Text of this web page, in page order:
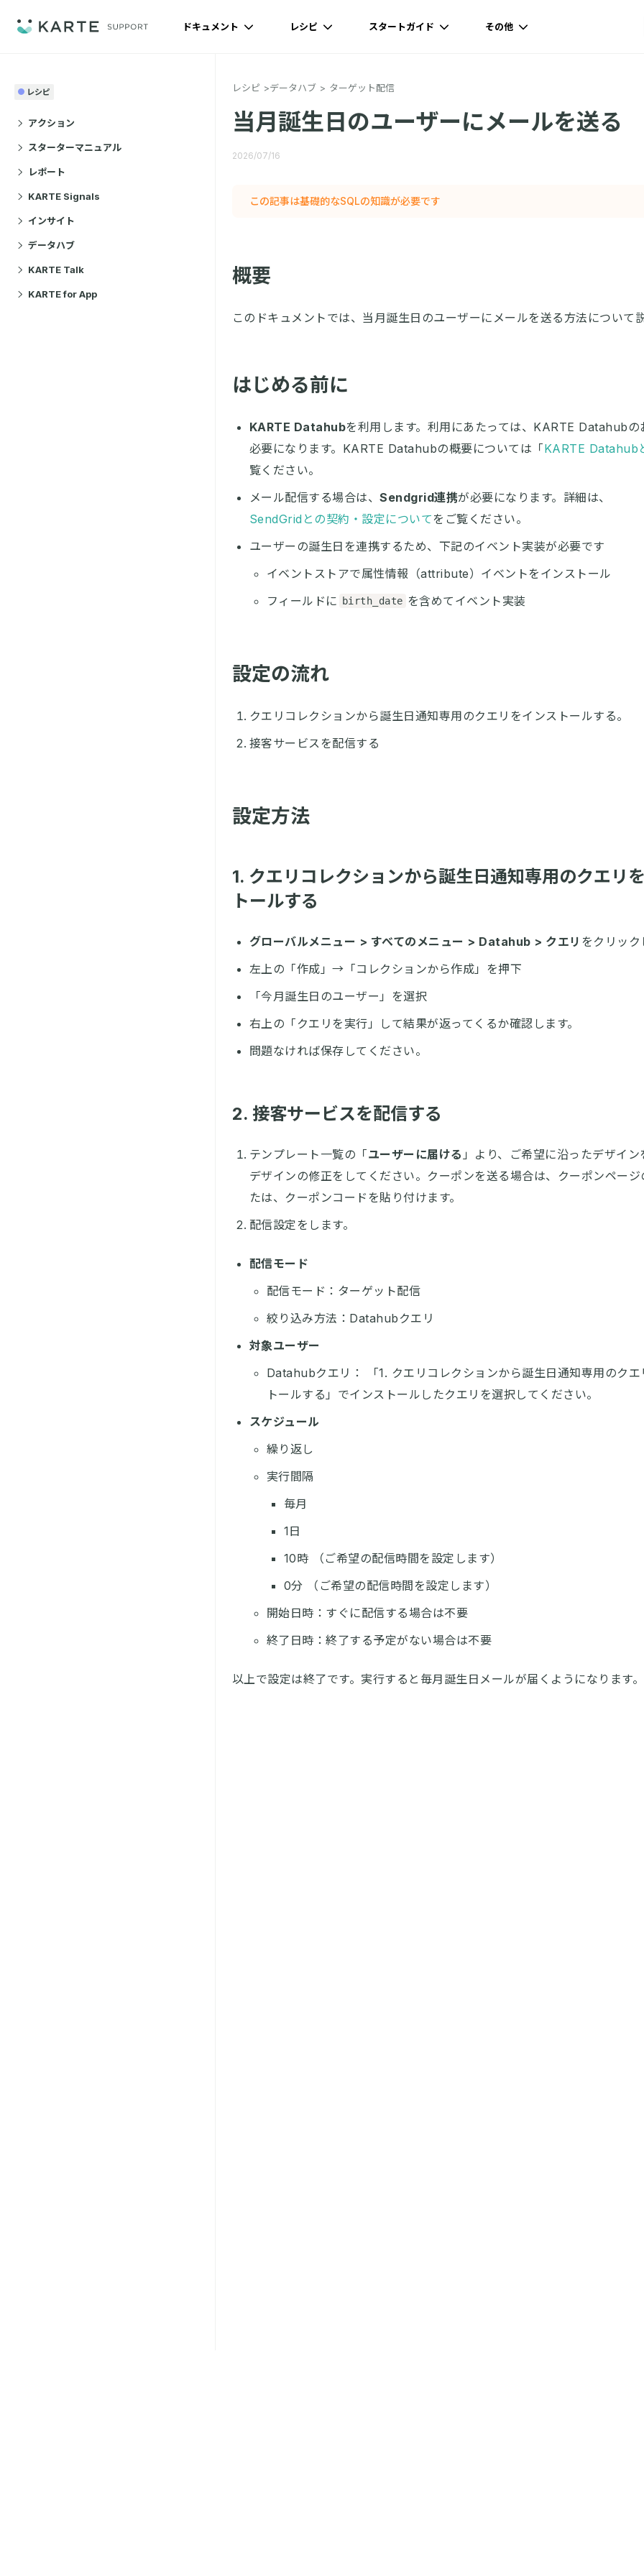
ドキュメント レシピ スタートガイド その他
レシピ
アクション
スターターマニュアル
レポート
KARTE Signals
インサイト
データハブ
KARTE Talk
KARTE for App
レシピ データハブ ターゲット配信
当月誕生日のユーザーにメールを送る
2026/07/16
この記事は基礎的なSQLの知識が必要です
概要
このドキュメントでは、当月誕生日のユーザーにメールを送る方法について説
はじめる前に
KARTE Datahubを利用します。利用にあたっては、KARTE Datahubの
必要になります。KARTE Datahubの概要については「KARTE Datahub
覧ください。
メール配信する場合は、 Sendgrid連携が必要になります。詳細は、
SendGridとの契約・設定について をご覧ください。
ユーザーの誕生日を連携するため、下記のイベント実装が必要です
イベントストアで属性情報（attribute）イベントをインストール
フィールドに
birth_date を含めてイベント実装
設定の流れ
クエリコレクションから誕生日通知専用のクエリをインストールする。
接客サービスを配信する
設定方法
1. クエリコレクションから誕生日通知専用のクエリ
トールする
グローバルメニュー > すべてのメニュー > Datahub > クエリ をクリック
左上の「作成」→「コレクションから作成」を押下
「今月誕生日のユーザー」を選択
右上の「クエリを実行」して結果が返ってくるか確認します。
問題なければ保存してください。
2. 接客サービスを配信する
テンプレート一覧の「ユーザーに届ける 」より、ご希望に沿ったデザイン
デザインの修正をしてください。クーポンを送る場合は、クーポンページ
たは、クーポンコードを貼り付けます。
配信設定をします。
配信モード
配信モード：ターゲット配信
絞り込み方法：Datahubクエリ
対象ユーザー
Datahubクエリ： 「1. クエリコレクションから誕生日通知専用のクエ
トールする」でインストールしたクエリを選択してください。
スケジュール
繰り返し
実行間隔
毎月
1日
10時 （ご希望の配信時間を設定します）
0分 （ご希望の配信時間を設定します）
開始日時：すぐに配信する場合は不要
終了日時：終了する予定がない場合は不要
以上で設定は終了です。実行すると毎月誕生日メールが届くようになります。